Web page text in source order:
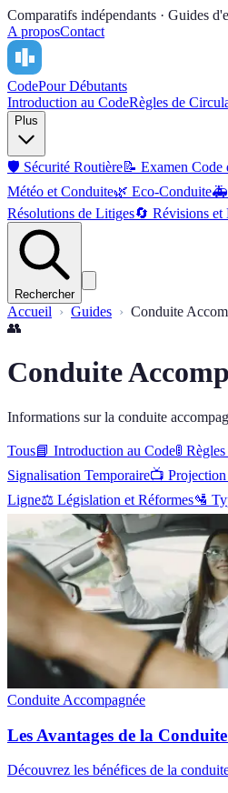
Comparatifs indépendants · Guides
A proposContact
CodePour Débutants
Introduction au CodeRègles de
Plus
🛡️ Sécurité Routière📝 Examen Code
Météo et Conduite🌿 Eco-Conduite🚑
Résolutions de Litiges🔄 Révisions et
Rechercher
Accueil Guides
Conduite
👥
Conduite
Informations sur la conduite
Tous📘 Introduction au Code🚦
Signalisation Temporaire📺
Ligne⚖️ Législation et Réformes🛂
Conduite Accompagnée
Les Avantages de la
Découvrez les bénéfices de la